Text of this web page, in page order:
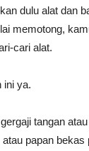
dulu alat dan
memotong,
cari alat.
ini ya.
tangan
papan bekas